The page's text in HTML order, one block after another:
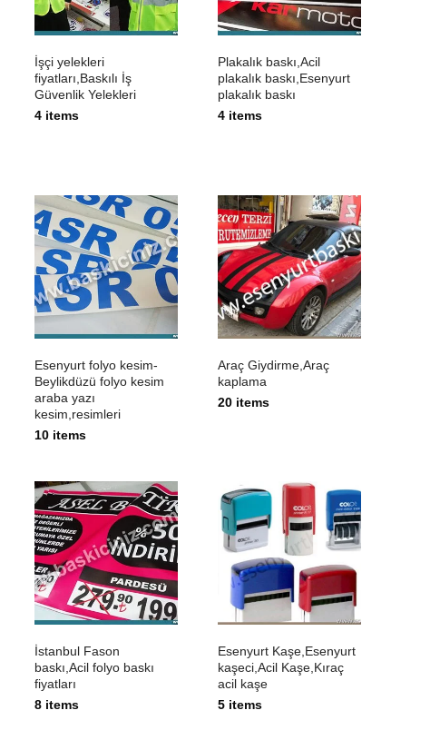
İşçi yelekleri
fiyatları,Baskılı İş
Güvenlik Yelekleri
4 items
Plakalık baskı,Acil
plakalık baskı,Esenyurt
plakalık baskı
4 items
Esenyurt folyo kesim-
Beylikdüzü folyo kesim
araba yazı
kesim,resimleri
10 items
Araç Giydirme,Araç
kaplama
20 items
İstanbul Fason
baskı,Acil folyo baskı
fiyatları
8 items
Esenyurt Kaşe,Esenyurt
kaşeci,Acil Kaşe,Kıraç
acil kaşe
5 items